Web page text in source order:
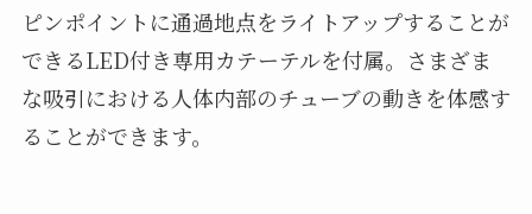
ピンポイントに通過地点をライトアップすることが
できるLED付き専用カテーテルを付属。さまざま
な吸引における人体内部のチューブの動きを体感す
ることができます。